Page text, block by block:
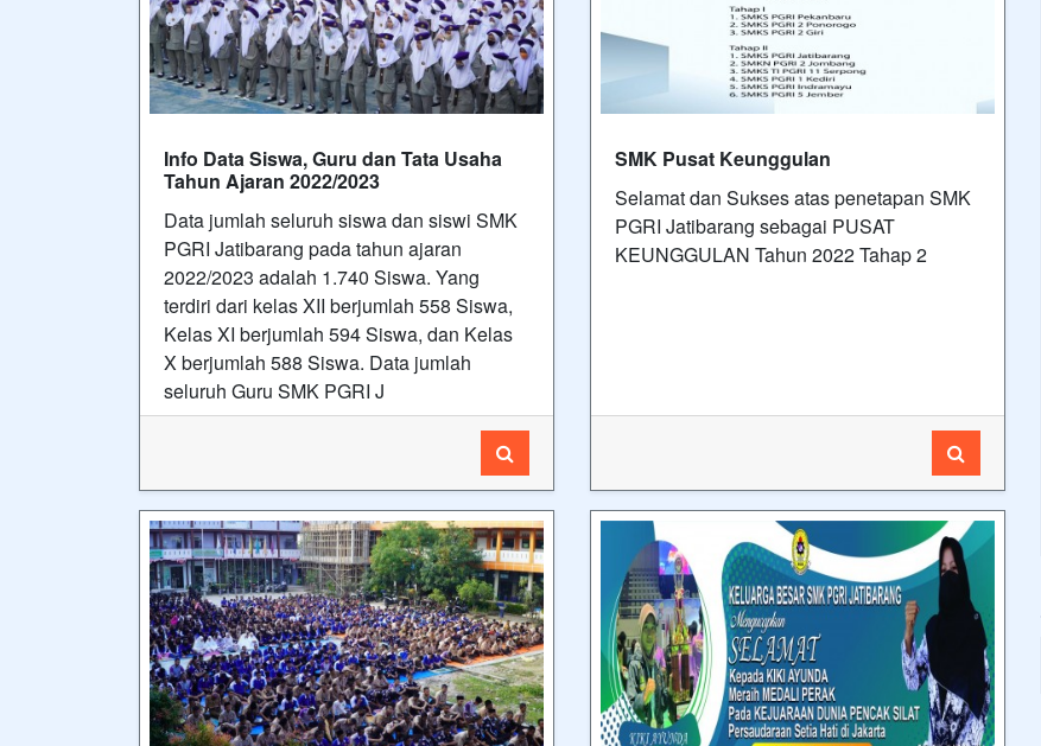
Info Data Siswa, Guru dan Tata Usaha
Tahun Ajaran 2022/2023
Data jumlah seluruh siswa dan siswi SMK
PGRI Jatibarang pada tahun ajaran
2022/2023 adalah 1.740 Siswa. Yang
terdiri dari kelas XII berjumlah 558 Siswa,
Kelas XI berjumlah 594 Siswa, dan Kelas
X berjumlah 588 Siswa. Data jumlah
seluruh Guru SMK PGRI J
SMK Pusat Keunggulan
Selamat dan Sukses atas penetapan SMK
PGRI Jatibarang sebagai PUSAT
KEUNGGULAN Tahun 2022 Tahap 2